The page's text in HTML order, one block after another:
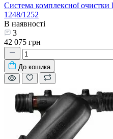
Система комплексної очистки
1248/1252
В наявності
3
42 075 грн
До кошика